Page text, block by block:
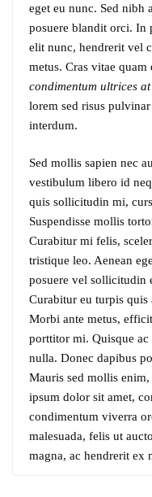
eget eu nunc. Sed nibh
posuere blandit orci. In
elit nunc, hendrerit vel
metus. Cras vitae quam
condimentum ultrices
lorem sed risus
interdum.
Sed mollis sapien nec
vestibulum libero id
quis sollicitudin mi,
Suspendisse mollis
Curabitur mi felis,
tristique leo. Aenean
posuere vel sollicitudin
Curabitur eu turpis quis
Morbi ante metus,
porttitor mi. Quisque
nulla. Donec dapibus
Mauris sed mollis
ipsum dolor sit amet,
condimentum viverra
malesuada, felis ut
magna, ac hendrerit ex